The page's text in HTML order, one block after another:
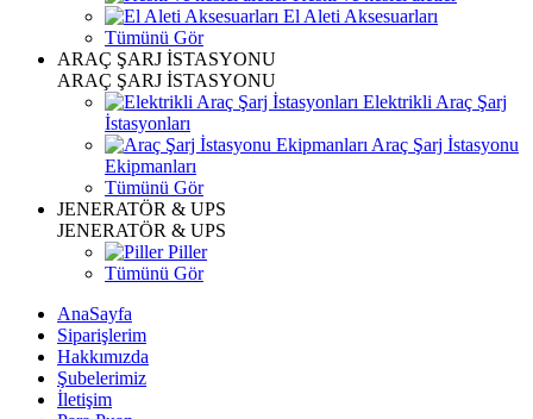
El Aleti Aksesuarları
Tümünü Gör
ARAÇ ŞARJ İSTASYONU
ARAÇ ŞARJ İSTASYONU
Elektrikli Araç Şarj
İstasyonları
Araç Şarj İstasyonu
Ekipmanları
Tümünü Gör
JENERATÖR & UPS
JENERATÖR & UPS
Piller
Tümünü Gör
AnaSayfa
Siparişlerim
Hakkımızda
Şubelerimiz
İletişim